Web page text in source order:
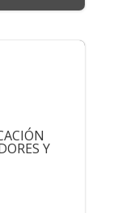
Y